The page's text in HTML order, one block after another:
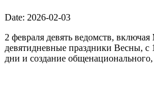
Date: 2026-02-03
2 февраля девять ведомств,
девятидневные праздники Весны, с
дни и создание